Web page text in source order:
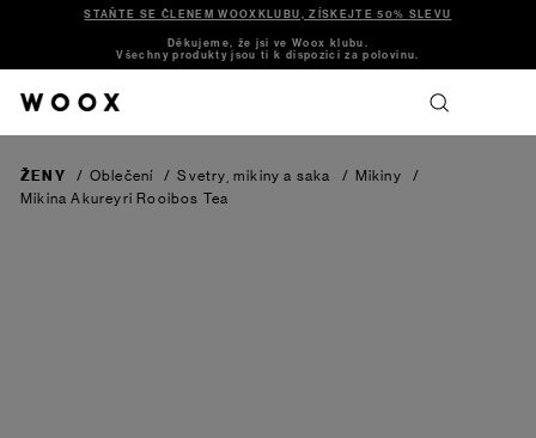
STAŇTE SE ČLENEM WOOXKLUBU, ZÍSKEJTE 50% SLEVU
Děkujeme, že jsi ve Woox klubu.
Všechny produkty jsou ti k dispozici za polovinu.
ŽENY / Oblečení / Svetry, mikiny a saka / Mikiny
/
Mikina Akureyri Rooibos Tea